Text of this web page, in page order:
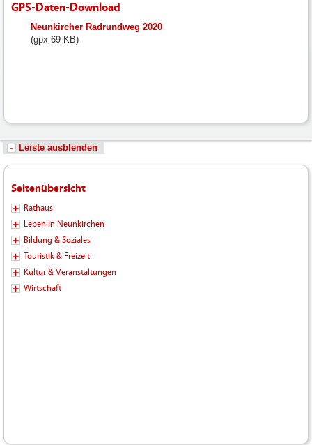
GPS-Daten-Download
fileadmin/user_upload/neunkirchen/10_Dateien-
Hochladen/102_Dateien-
Neunkircher Radrundweg 2020
(gpx 69 KB)
Leiste ausblenden
Seitenübersicht
Rathaus
Leben in Neunkirchen
Bildung & Soziales
Touristik & Freizeit
Kultur & Veranstaltungen
Wirtschaft